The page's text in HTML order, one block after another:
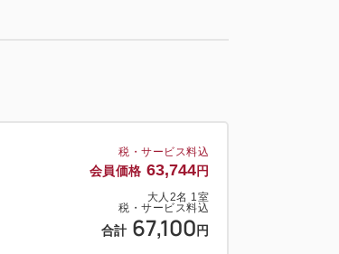
合計 44,200円
今すぐ予約
税・サービス料込
会員価格 63,744円
大人 2名 1室
税・サービス料込
合計 67,100 円